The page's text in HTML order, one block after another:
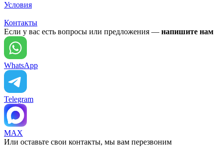
Условия
Контакты
Если у вас есть вопросы или предложения — напишите нам
WhatsApp
Telegram
MAX
Или оставьте свои контакты, мы вам перезвоним